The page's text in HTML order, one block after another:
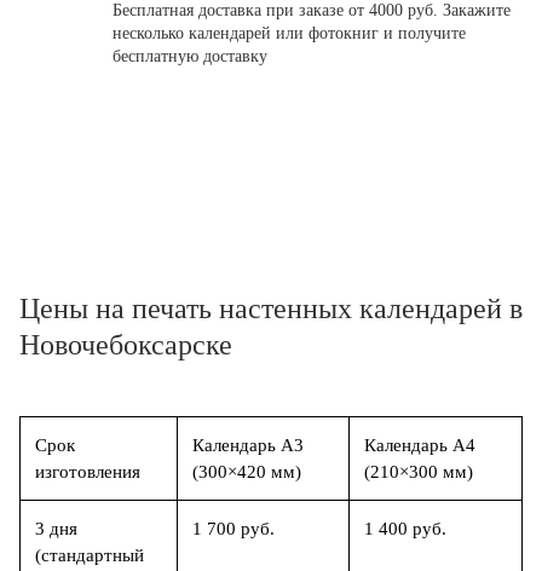
Бесплатная доставка при заказе от 4000 руб. Закажите
несколько календарей или фотокниг и получите
бесплатную доставку
Цены на печать настенных календарей в
Новочебоксарске
Срок
изготовления
Календарь А3
(300×420 мм)
Календарь А4
(210×300 мм)
3 дня
(стандартный
1 700 руб. 1 400 руб.